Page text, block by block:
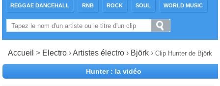
REGGAE DANCEHALL RNB ROCK SOUL WORLD MUSIC
Accueil > Electro ›Artistes électro › Björk › Clip Hunter de Björk
Hunter : la vidéo